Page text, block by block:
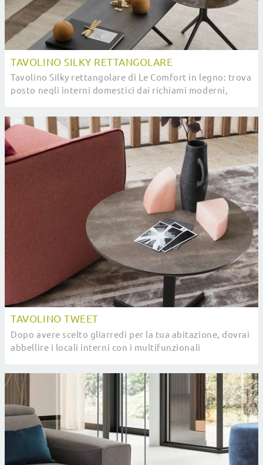
TAVOLINO SILKY RETTANGOLARE
Tavolino Silky rettangolare di Le Comfort in legno: trova
posto negli interni domestici dai richiami moderni,
TAVOLINO TWEET
Dopo avere scelto gliarredi per la tua abitazione, dovrai
abbellire i locali interni con i multifunzionali